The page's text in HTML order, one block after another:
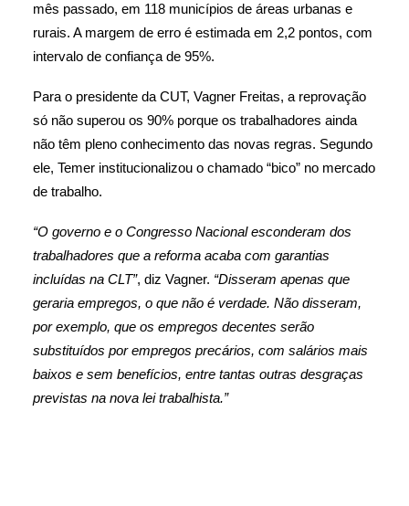
mês passado, em 118 municípios de áreas urbanas e
rurais. A margem de erro é estimada em 2,2 pontos, com
intervalo de confiança de 95%.
Para o presidente da CUT, Vagner Freitas, a reprovação
só não superou os 90% porque os trabalhadores ainda
não têm pleno conhecimento das novas regras. Segundo
ele, Temer institucionalizou o chamado “bico” no mercado
de trabalho.
“O governo e o Congresso Nacional esconderam dos
trabalhadores que a reforma acaba com garantias
incluídas na CLT”, diz Vagner. “Disseram apenas que
geraria empregos, o que não é verdade. Não disseram,
por exemplo, que os empregos decentes serão
substituídos por empregos precários, com salários mais
baixos e sem benefícios, entre tantas outras desgraças
previstas na nova lei trabalhista.”